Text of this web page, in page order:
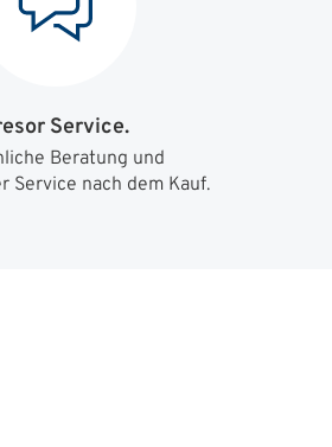
Service.
Beratung und
Service nach dem Kauf.